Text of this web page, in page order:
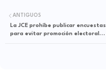
ANTIGUOS
La JCE prohíbe publicar encuestas
para evitar promoción electoral